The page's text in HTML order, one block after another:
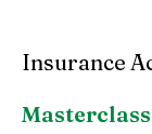
Insurance